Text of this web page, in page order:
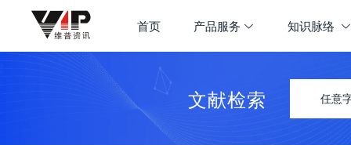
首页 产品服务 知识脉络
文献检索 任意